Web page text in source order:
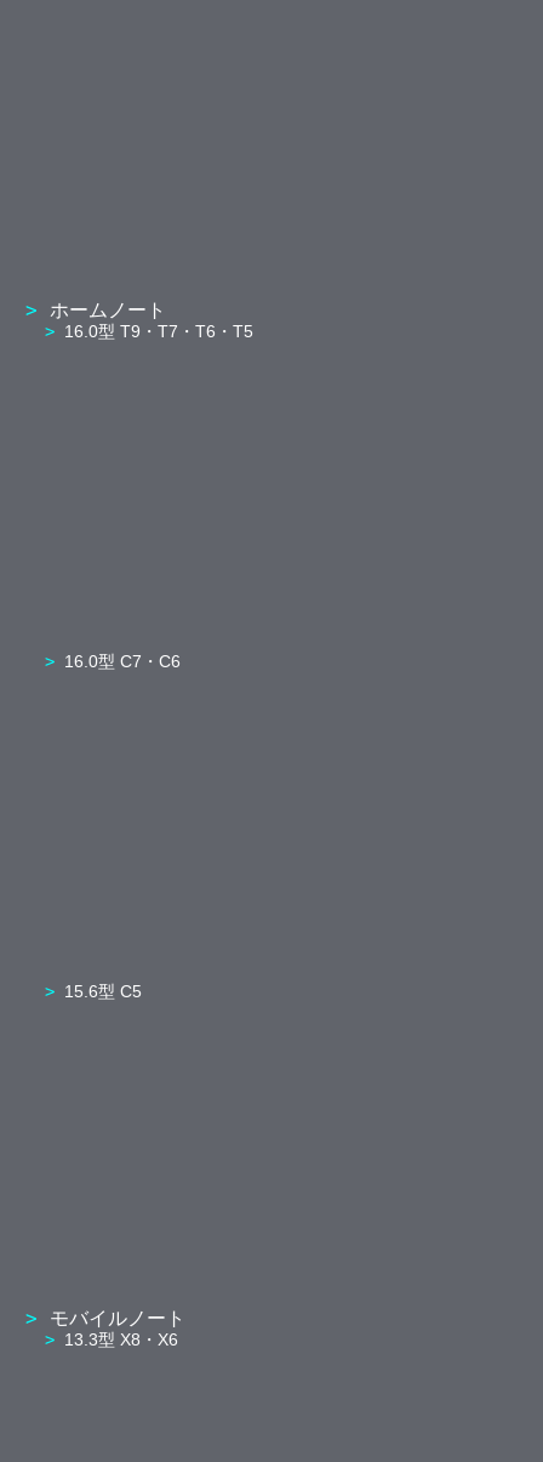
ホームノート
16.0型 T9・T7・T6・T5
16.0型 C7・C6
15.6型 C5
モバイルノート
13.3型 X8・X6